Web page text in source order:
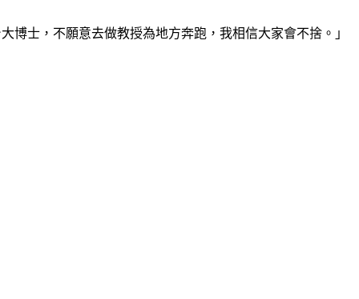
博士，不願意去做教授為地方奔跑，我相信大家會不捨。」